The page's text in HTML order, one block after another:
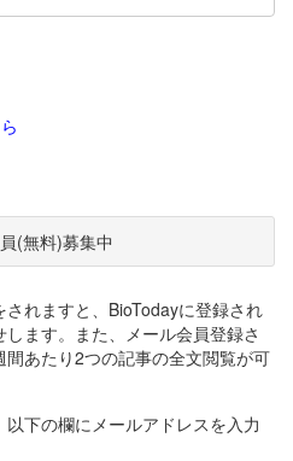
(無料)募集中
れますと、BioTodayに登録され
ます。また、メール会員登録さ
あたり2つの記事の全文閲覧が可
下の欄にメールアドレスを入力